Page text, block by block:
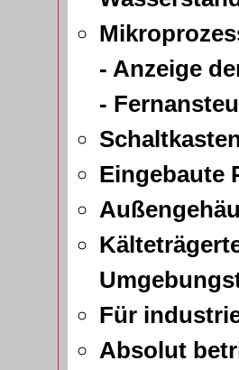
- Anzeige
-
Eingebaute
Für
Absolut